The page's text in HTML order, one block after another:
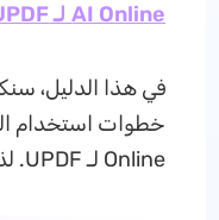
AI Online لـ UPDF
في هذا الدليل،
Online لـ UPDF. لذا، دعنا نبدأ!